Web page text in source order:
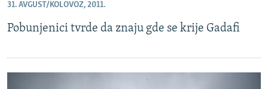
31. AVGUST/KOLOVOZ, 2011.
Pobunjenici tvrde da znaju gde se krije Gadafi